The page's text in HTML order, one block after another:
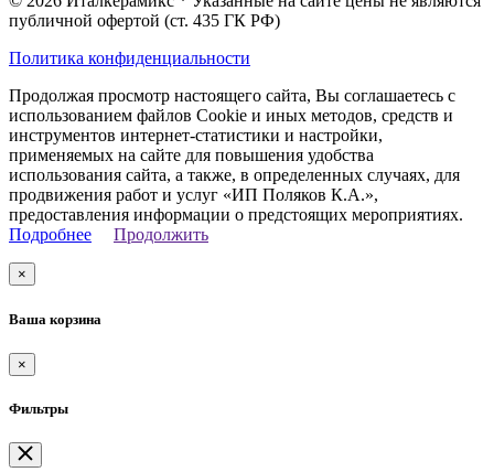
публичной офертой (ст. 435 ГК РФ)
Политика конфиденциальности
Продолжая просмотр настоящего сайта, Вы соглашаетесь с
использованием файлов Cookie и иных методов, средств и
инструментов интернет-статистики и настройки,
применяемых на сайте для повышения удобства
использования сайта, а также, в определенных случаях, для
продвижения работ и услуг «ИП Поляков К.А.»,
предоставления информации о предстоящих мероприятиях.
Подробнее
Продолжить
×
Ваша корзина
×
Фильтры